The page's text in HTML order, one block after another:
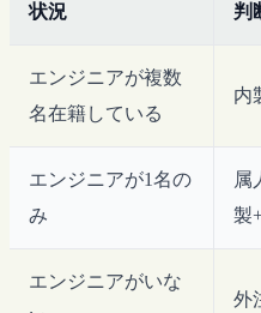
状況 判
エンジニアが複数
名在籍している
内
エンジニアが1名の
み
属
製
エンジニアがいな
外